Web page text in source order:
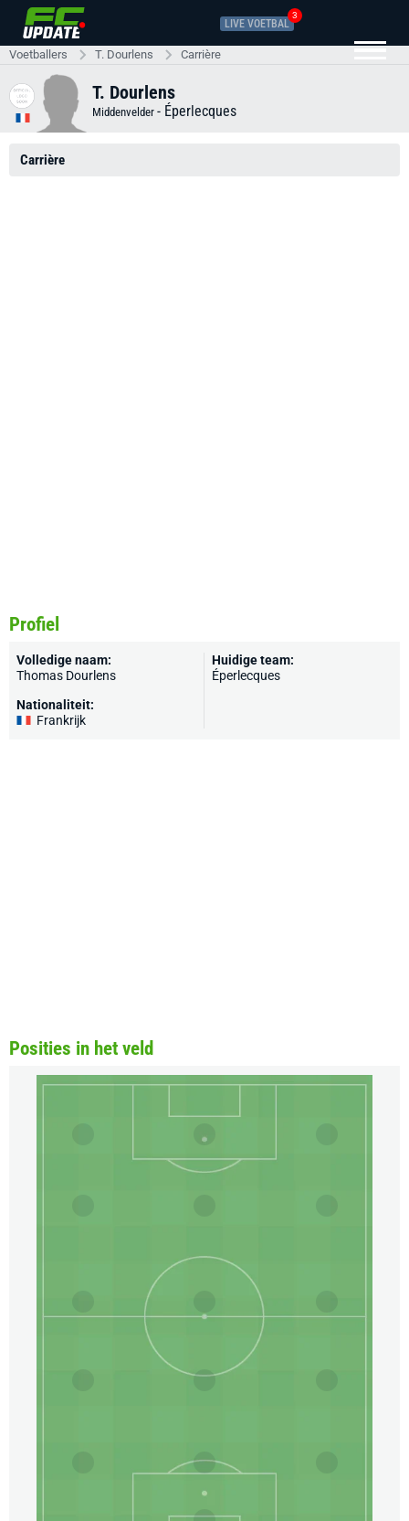
LIVE VOETBAL
3
Voetballers T. Dourlens Carrière
T. Dourlens
Middenvelder - Éperlecques
Carrière
Profiel
Volledige naam:
Thomas Dourlens
Nationaliteit:
Frankrijk
Huidige team:
Éperlecques
Posities in het veld